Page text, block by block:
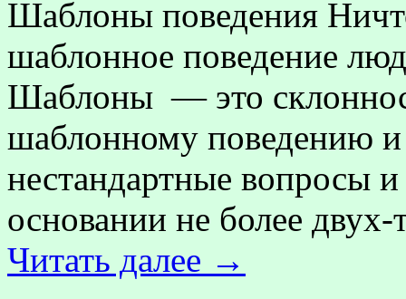
Шаблоны поведения
шаблонное поведение
Шаблоны — это
шаблонному поведению
нестандартные вопросы
основании не более
Читать далее →